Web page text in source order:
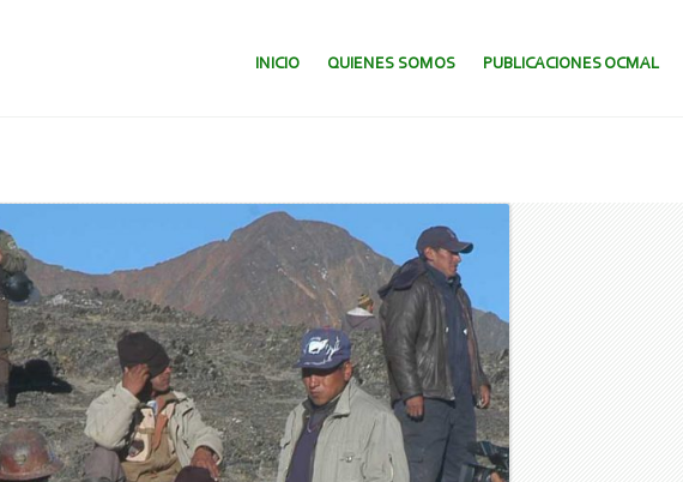
SALTAR AL CONTENIDO.
INICIO QUIENES SOMOS PUBLICACIONES OCMAL